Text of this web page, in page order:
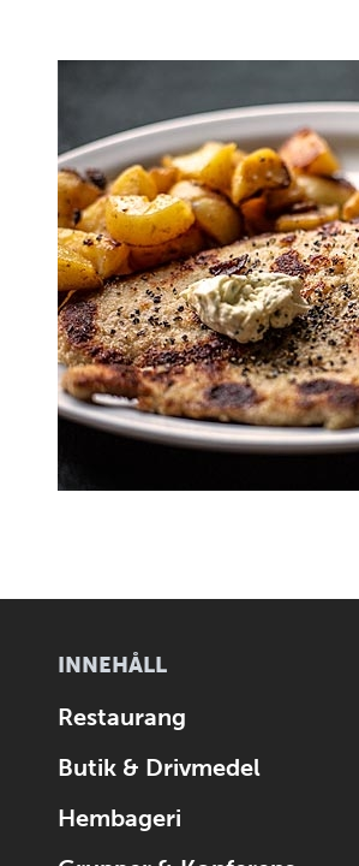
INNEHÅLL
Restaurang
Butik & Drivmedel
Hembageri